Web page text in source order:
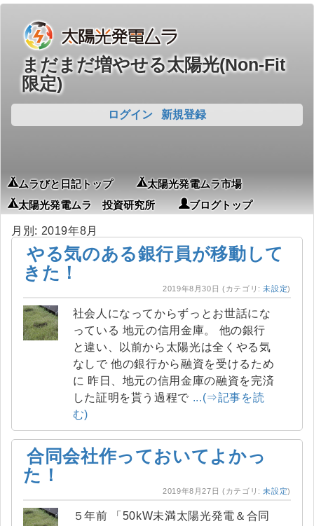
まだまだ増やせる太陽光(Non-Fit
限定)
ログイン 新規登録
ムラびと日記トップ
太陽光発電ムラ市場
太陽光発電ムラ 投資研究所
ブログトップ
月別: 2019年8月
やる気のある銀行員が移動して
きた！
2019年8月30日 (カテゴリ:未設定)
社会人になってからずっとお世話にな
っている 地元の信用金庫。 他の銀行
と違い、以前から太陽光は全くやる気
なしで 他の銀行から融資を受けるため
に 昨日、地元の信用金庫の融資を完済
した証明を貰う過程で ...(⇒記事を読
む)
合同会社作っておいてよかっ
た！
2019年8月27日 (カテゴリ:未設定)
５年前 「50kW未満太陽光発電＆合同